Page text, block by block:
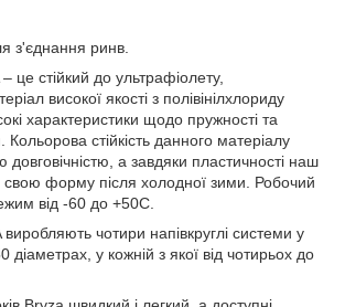
з'єднання ринв.
це стійкий до ультрафіолету,
високої якості з полівінілхлориду
характеристики щодо пружності та
стійкість данного матеріалу
довговічністю, а завдяки пластичності наш
свою форму після холодної зими. Робочий
від -60 до +50С.
чотири напівкруглі системи у
у кожній з якої від чотирьох до